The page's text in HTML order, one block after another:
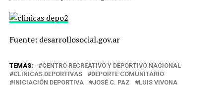
Fuente: desarrollosocial.gov.ar
TEMAS:
CENTRO RECREATIVO Y DEPORTIVO NACIONAL
CLÍNICAS DEPORTIVAS
DEPORTE COMUNITARIO
INICIACIÓN DEPORTIVA
JOSÉ C. PAZ
LUIS VIVONA